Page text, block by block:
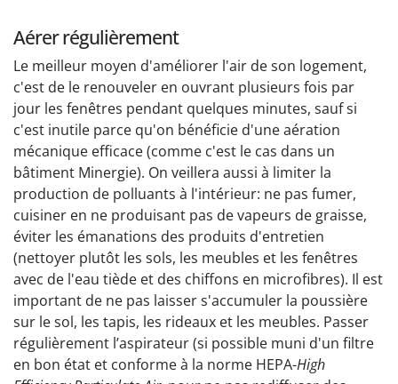
Aérer régulièrement
Le meilleur moyen d'améliorer l'air de son logement,
c'est de le renouveler en ouvrant plusieurs fois par
jour les fenêtres pendant quelques minutes, sauf si
c'est inutile parce qu'on bénéficie d'une aération
mécanique efficace (comme c'est le cas dans un
bâtiment Minergie). On veillera aussi à limiter la
production de polluants à l'intérieur: ne pas fumer,
cuisiner en ne produisant pas de vapeurs de graisse,
éviter les émanations des produits d'entretien
(nettoyer plutôt les sols, les meubles et les fenêtres
avec de l'eau tiède et des chiffons en microfibres). Il est
important de ne pas laisser s'accumuler la poussière
sur le sol, les tapis, les rideaux et les meubles. Passer
régulièrement l’aspirateur (si possible muni d'un filtre
en bon état et conforme à la norme HEPA-High